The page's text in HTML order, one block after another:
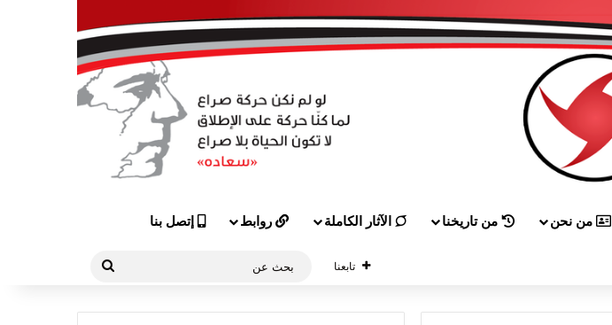
من نحن من تاريخنا الآثار الكاملة روابط إتصل بنا
تابعنا